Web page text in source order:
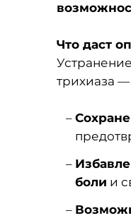
Что даст
трихиаза —
боли и